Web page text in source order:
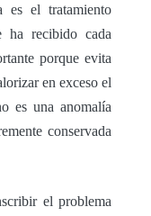
es el tratamiento
ha recibido cada
porque evita
en exceso el
es una anomalía
conservada
el problema